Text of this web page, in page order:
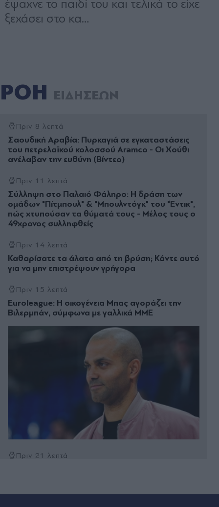
ΡΟΗ ΕΙΔΗΣΕΩΝ
Πριν 8 λεπτά
Σαουδική Αραβία: Πυρκαγιά σε εγκαταστάσεις
του πετρελαϊκού κολοσσού Aramco - Οι Χούθι
ανέλαβαν την ευθύνη (Βίντεο)
Πριν 11 λεπτά
Σύλληψη στο Παλαιό Φάληρο: Η δράση των
ομάδων "Πίτμπουλ" & "Μπουλντόγκ" του "Έντικ",
πώς χτυπούσαν τα θύματά τους - Μέλος τους ο
49χρονος συλληφθείς
Πριν 14 λεπτά
Καθαρίσατε τα άλατα από τη βρύση; Κάντε αυτό
για να μην επιστρέψουν γρήγορα
Πριν 15 λεπτά
Euroleague: Η οικογένεια Μπας αγοράζει την
Βιλερμπάν, σύμφωνα με γαλλικά ΜΜΕ
Πριν 21 λεπτά